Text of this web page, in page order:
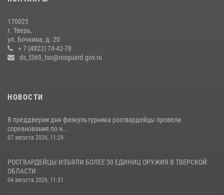
Представители Росгвардии провели спортивно — патриотическое
мероприятие для воспитанников летнего лагеря в Тверской области
(видео)
22 июля 2026, 07:28 4 1
170025
г. Тверь,
ул. Бочкина, д. 20
+ 7 (4822) 74-42-78
ds_t369_tso@rosguard.gov.ru
НОВОСТИ
В преддверии дня физкультурника росгвардейцы провели
соревнования по н...
07 августа 2026, 11:29
РОСГВАРДЕЙЦЫ ИЗЪЯЛИ БОЛЕЕ 50 ЕДИНИЦ ОРУЖИЯ В ТВЕРСКОЙ
ОБЛАСТИ
04 августа 2026, 11:31